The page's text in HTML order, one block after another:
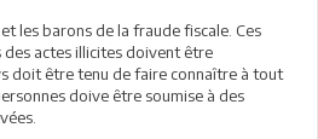
les barons de la fraude fiscale. Ces
actes illicites doivent être
doit être tenu de faire connaître à tout
doive être soumise à des